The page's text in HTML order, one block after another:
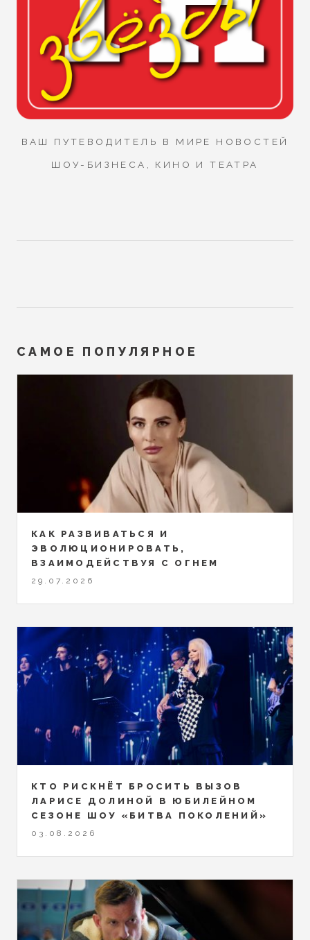
ВАШ ПУТЕВОДИТЕЛЬ В МИРЕ НОВОСТЕЙ
ШОУ-БИЗНЕСА, КИНО И ТЕАТРА
САМОЕ ПОПУЛЯРНОЕ
КАК РАЗВИВАТЬСЯ И
ЭВОЛЮЦИОНИРОВАТЬ,
ВЗАИМОДЕЙСТВУЯ С ОГНЕМ
29.07.2026
КТО РИСКНЁТ БРОСИТЬ ВЫЗОВ
ЛАРИСЕ ДОЛИНОЙ В ЮБИЛЕЙНОМ
СЕЗОНЕ ШОУ «БИТВА ПОКОЛЕНИЙ»
03.08.2026